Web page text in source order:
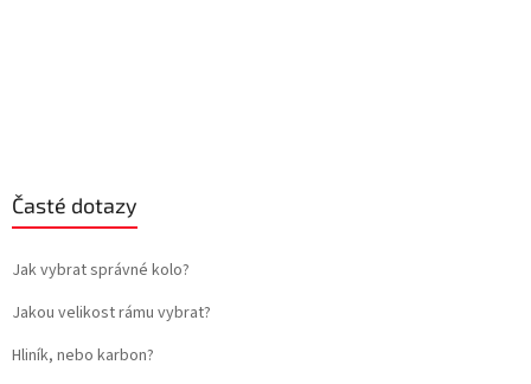
Časté dotazy
Jak vybrat správné kolo?
Jakou velikost rámu vybrat?
Hliník, nebo karbon?